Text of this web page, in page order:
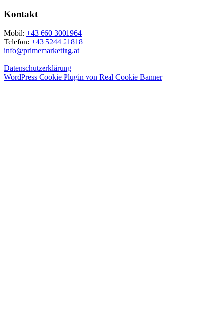
Kontakt
Mobil: +43 660 3001964
Telefon: +43 5244 21818
info@primemarketing.at
Datenschutzerklärung
WordPress Cookie Plugin von Real Cookie Banner